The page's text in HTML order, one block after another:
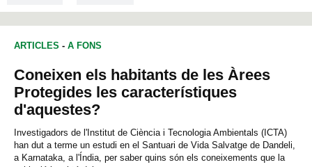
ARTICLES - A FONS
Coneixen els habitants de les Àrees
Protegides les característiques
d'aquestes?
Investigadors de l'Institut de Ciència i Tecnologia Ambientals (ICTA)
han dut a terme un estudi en el Santuari de Vida Salvatge de Dandeli,
a Karnataka, a l'Índia, per saber quins són els coneixements que la